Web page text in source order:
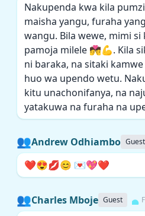
Nakupenda kwa kila
maisha yangu, furaha
wangu. Bila wewe, mimi
pamoja milele 💏💪. Kila
ni baraka, na sitaki
huo wa upendo wetu.
kitu unachonifanya, na
yatakuwa na furaha na
👥Andrew Odhiambo Guest
❤️😍💋😊 💌💖❤️
👥Charles Mboje Guest